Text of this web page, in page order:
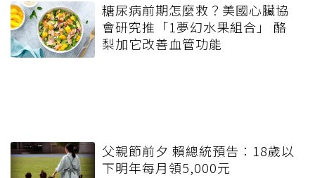
糖尿病前期怎麼救？美國心臟協
會研究推「1夢幻水果組合」 酪
梨加它改善血管功能
父親節前夕 賴總統預告：18歲以
下明年每月領5,000元